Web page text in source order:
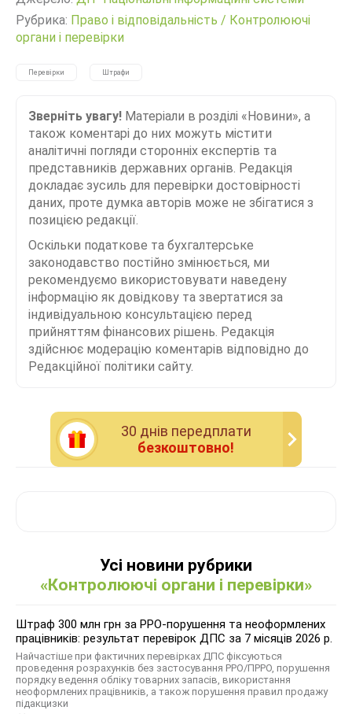
Рубрика: Право і відповідальність / Контролюючі
органи і перевірки
Перевірки Штрафи
Зверніть увагу! Матеріали в розділі «Новини», а
також коментарі до них можуть містити
аналітичні погляди сторонніх експертів та
представників державних органів. Редакція
докладає зусиль для перевірки достовірності
даних, проте думка авторів може не збігатися з
позицією редакції.
Оскільки податкове та бухгалтерське
законодавство постійно змінюється, ми
рекомендуємо використовувати наведену
інформацію як довідкову та звертатися за
індивідуальною консультацією перед
прийняттям фінансових рішень. Редакція
здійснює модерацію коментарів відповідно до
Редакційної політики сайту.
30 днiв передплати
безкоштовно!
Усі новини рубрики
«Контролюючі органи і перевірки»
Штраф 300 млн грн за РРО-порушення та неоформлених
працівників: результат перевірок ДПС за 7 місяців 2026 р.
Найчастіше при фактичних перевірках ДПС фіксуються
проведення розрахунків без застосування РРО/ПРРО, порушення
порядку ведення обліку товарних запасів, використання
неоформлених працівників, а також порушення правил продажу
підакцизки